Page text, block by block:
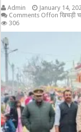
Admin
January 14,
Comments Offon खिचड़ी
306